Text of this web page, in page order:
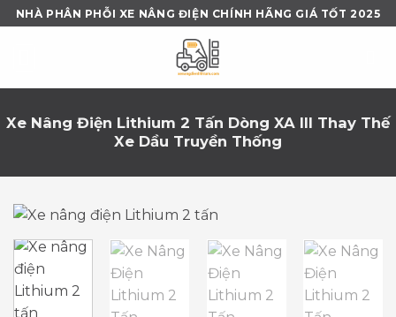
Skip
to
NHÀ PHÂN PHỖI XE NÂNG ĐIỆN CHÍNH HÃNG GIÁ TỐT 2025
Xe Nâng Điện Lithium 2 Tấn Dòng XA III Thay Thế
Xe Dầu Truyền Thống